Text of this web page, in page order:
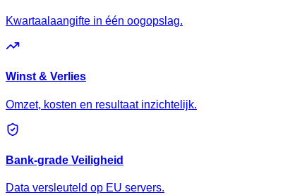
Kwartaalaangifte in één oogopslag.
Winst & Verlies
Omzet, kosten en resultaat inzichtelijk.
Bank-grade Veiligheid
Data versleuteld op EU servers.